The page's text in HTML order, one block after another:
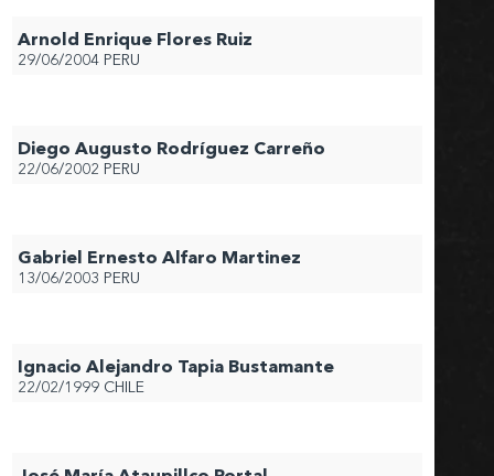
Arnold Enrique Flores Ruiz
29/06/2004 PERU
Diego Augusto Rodríguez Carreño
22/06/2002 PERU
Gabriel Ernesto Alfaro Martinez
13/06/2003 PERU
Ignacio Alejandro Tapia Bustamante
22/02/1999 CHILE